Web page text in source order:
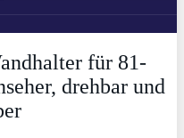
für 81-
drehbar und